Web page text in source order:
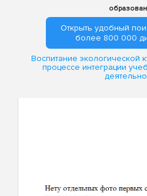
Открыть удобный
более 800 000
Воспитание экологической
процессе интеграции